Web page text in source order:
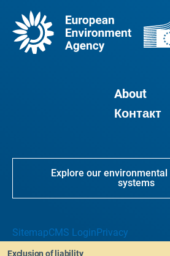
About
Контакт
Explore our
systems
SitemapCMS LoginPrivacy
Exclusion of liability